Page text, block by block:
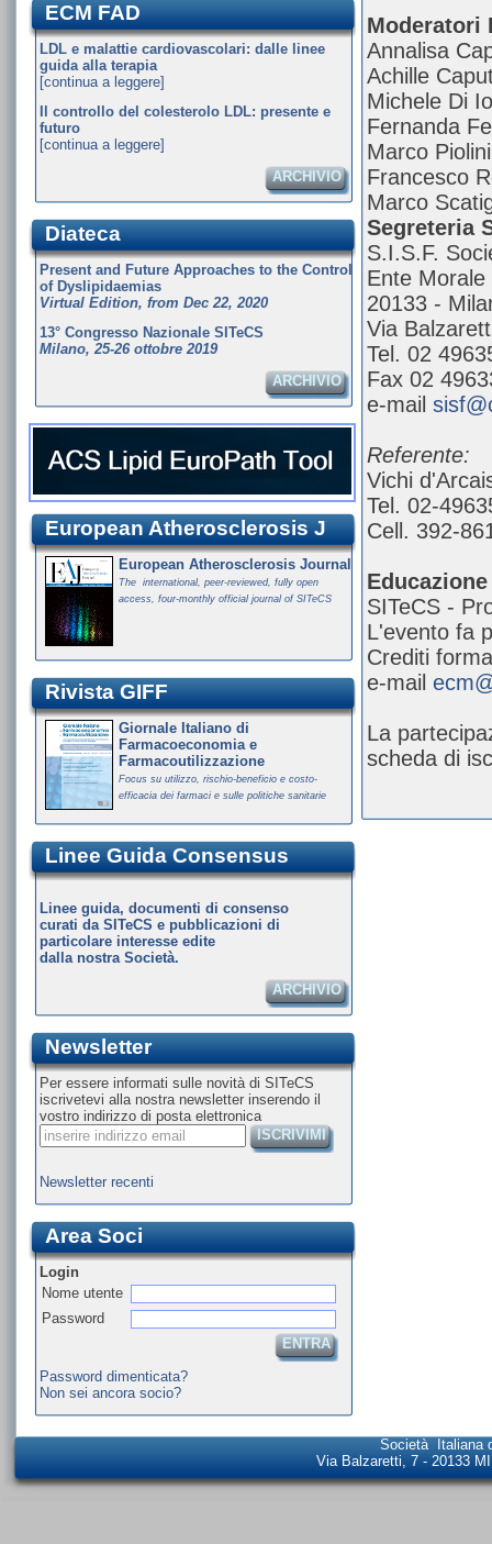
ECM FAD
LDL e malattie cardiovascolari: dalle linee
guida alla terapia
[continua a leggere]
Il controllo del colesterolo LDL: presente e
futuro
[continua a leggere]
ARCHIVIO
Diateca
Present and Future Approaches to the Control
of Dyslipidaemias
Virtual Edition, from Dec 22, 2020
13° Congresso Nazionale SITeCS
Milano, 25-26 ottobre 2019
ARCHIVIO
European Atherosclerosis J
European Atherosclerosis Journal
The international, peer-reviewed, fully open
access, four-monthly official journal of SITeCS
Rivista GIFF
Giornale Italiano di
Farmacoeconomia e
Farmacoutilizzazione
Focus su utilizzo, rischio-beneficio e costo-
efficacia dei farmaci e sulle politiche sanitarie
Linee Guida Consensus
Linee guida, documenti di consenso
curati da SITeCS e pubblicazioni di
particolare interesse edite
dalla nostra Società.
ARCHIVIO
Newsletter
Per essere informati sulle novità di SITeCS
iscrivetevi alla nostra newsletter inserendo il
vostro indirizzo di posta elettronica
ISCRIVIMI
Newsletter recenti
Area Soci
Login
Nome utente
Password
ENTRA
Password dimenticata?
Non sei ancora socio?
Moderatori
Annalisa
Achille
Michele Di
Fernanda
Marco Piolini
Francesco
Marco
Segreteria
S.I.S.F.
Ente Morale
20133 -
Via
Tel. 02
Fax 02
e-mail
Referente:
Vichi
Tel. 02-
Cell. 392-
SITeCS -
L'evento fa
Crediti
e-mail
La
scheda di
Società Italiana
Via Balzaretti, 7 - 20133